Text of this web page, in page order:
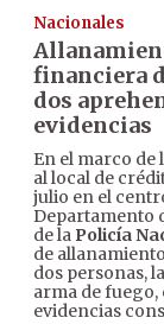
Nacionales
financiera
dos
evidencias
En el marco
al local de
julio en el
Departamento
de la Policía
de
dos personas,
arma de
evidencias